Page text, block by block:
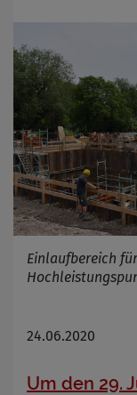
Einlaufbereich
24.06.2020
Um den 29.